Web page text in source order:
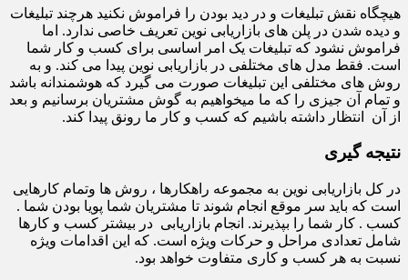
هیچگاه نقش تبلیغات و در دید بودن را فراموش نکنید هرچند تبلیغات
و دیده شدن در پلن های بازاریابی نوین تعریف خاصی ندارد. اما
فراموش نشود که تبلیغات یک امر اساسی برای کسب و کار شما
است. فقط مدل های مختلفی در بازاریابی نوین پیدا می کند. و به
روش های مختلفی این تبلیغات صورت می گیرد که هوشمندانه باشد
و تمام آن جیزی را که ما میخواهیم به گوش مشتریان برسانیم و بعد
از آن انتظار داشته باشیم که کسب و کار ما رونق پیدا کند.
نتیجه گیری
در کل بازاریابی نوین به مجموعه راهکارها ، روش ها وتمام کارهایی
است که باید سر موقع انجام شوند تا مشتریان شما پویا بودن شما .
کسب . کار شما را بپذیرند. انجام بازاریابی در بیشتر کسب و کارها
شامل تعدادی مراحل و حرکات ویژه است. که این اقدامات ویژه
نسبت به هر کسب و کاری متفاوت خواهد بود.